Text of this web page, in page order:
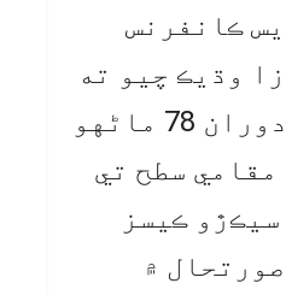
ڪانفرنس
وڌيڪ چيو ته
ملڪ ۾24ڪلاڪن دوران 78 ماڻهو
مقامي سطح تي
ڪورونا جا 92 سيڪڙو ڪيسز
۾